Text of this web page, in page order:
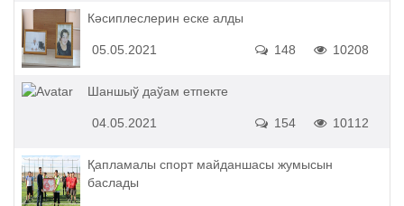
Кәсиплеслерин еске алды
05.05.2021 10208
148
Шаншыў даўам етпекте
04.05.2021 10112
154
Қапламалы спорт майданшасы жумысын
баслады